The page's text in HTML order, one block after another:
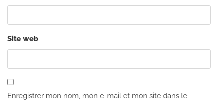
Site web
Enregistrer mon nom, mon e-mail et mon site dans le